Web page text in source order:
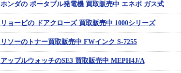
ホンダの ポータブル発電機 買取販売中 エネポ ガス式
リョービの ドアクローズ 買取販売中 1000シリーズ
リソーのトナー買取販売中 FWインク S-7255
アップルウォッチのSE3 買取販売中 MEPH4J/A